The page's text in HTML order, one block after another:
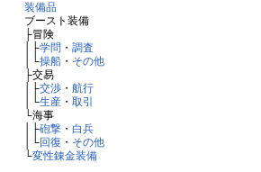
装備品
ブースト装備
├冒険
│├学問 ・ 調査
│└操船・ その他
├交易
│├交渉・ 航行
│└生産・ 取引
└海事
│├砲撃・ 白兵
│└回復 ・ その他
└変性錬金装備